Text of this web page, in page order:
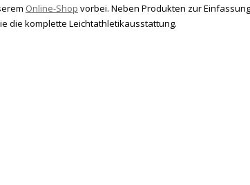
Online-Shop vorbei. Neben Produkten zur
die komplette Leichtathletikausstattung.